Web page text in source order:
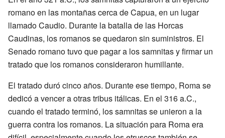
romano en las montañas cerca de Capua, en un lugar
llamado Caudio. Durante la batalla de las Horcas
Caudinas, los romanos se quedaron sin suministros. El
Senado romano tuvo que pagar a los samnitas y firmar un
tratado que los romanos consideraron humillante.
El tratado duró cinco años. Durante ese tiempo, Roma se
dedicó a vencer a otras tribus itálicas. En el 316 a.C.,
cuando el tratado terminó, los samnitas se unieron a la
guerra contra los romanos. La situación para Roma era